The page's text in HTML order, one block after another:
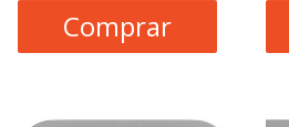
Comprar